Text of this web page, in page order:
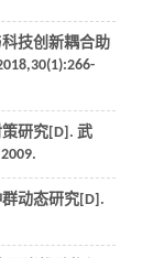
技创新耦合助
,30(1):266-
研究[D]. 武
2009.
动态研究[D].